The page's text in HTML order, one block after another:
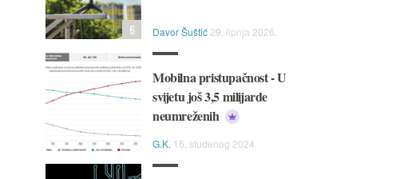
Davor Šuštić 29. lipnja 2026.
6
Mobilna pristupačnost - U
svijetu još 3,5 milijarde
neumreženih
G.K. 16. studenog 2024.